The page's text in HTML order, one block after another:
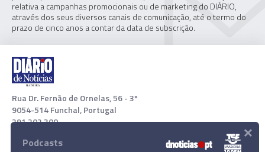
relativa a campanhas promocionais ou de marketing do DIÁRIO,
através dos seus diversos canais de comunicação, até o termo do
prazo de cinco anos a contar da data de subscrição.
Rua Dr. Fernão de Ornelas, 56 - 3º
9054-514 Funchal, Portugal
291 202 300
Download App
Podcasts ×